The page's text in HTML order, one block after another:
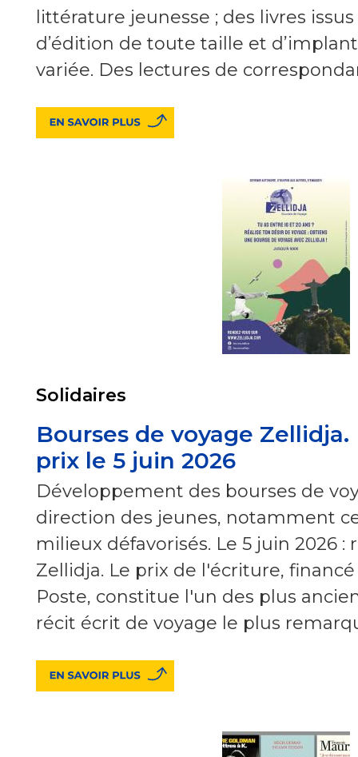
littérature jeunesse ; des livres
d’édition de toute taille et
variée. Des lectures de
Solidaires
Bourses de voyage Zellidja.
prix le 5 juin 2026
Développement des bourses de
direction des jeunes, notamment
milieux défavorisés. Le 5 juin 2026 :
Zellidja. Le prix de l'écriture,
Poste, constitue l'un des plus
récit écrit de voyage le plus